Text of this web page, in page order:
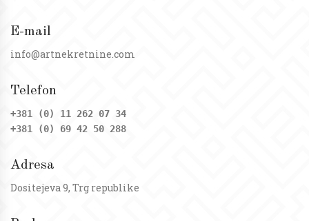
E-mail
info@artnekretnine.com
Telefon
+381 (0) 11 262 07 34
+381 (0) 69 42 50 288
Adresa
Dositejeva 9, Trg republike